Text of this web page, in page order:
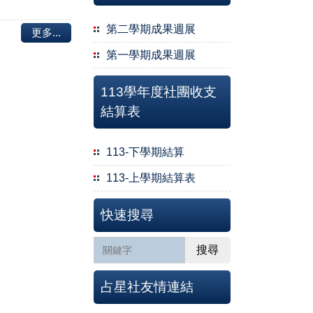
更多... 第二學期成果週展
第一學期成果週展
113學年度社團收支
結算表
113-下學期結算
113-上學期結算表
快速搜尋
搜尋
占星社友情連結